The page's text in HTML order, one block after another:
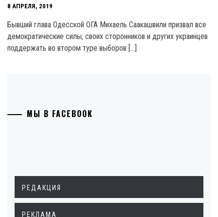
8 АПРЕЛЯ, 2019
Бывший глава Одесской ОГА Михаель Саакашвили призвал все
демократические силы, своих сторонников и других украинцев
поддержать во втором туре выборов […]
МЫ В FACEBOOK
РЕДАКЦИЯ
РЕКЛАМА